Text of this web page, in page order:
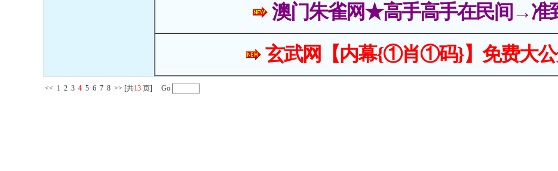
澳门朱雀网★高手高手在民间→准
玄武网【内幕{①肖①码}】免费大
<< 1 2 3 4 5 6 7 8 >> [共13 页] Go